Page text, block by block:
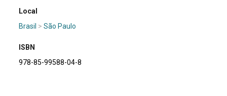
Local
Brasil >São Paulo
ISBN
978-85-99588-04-8